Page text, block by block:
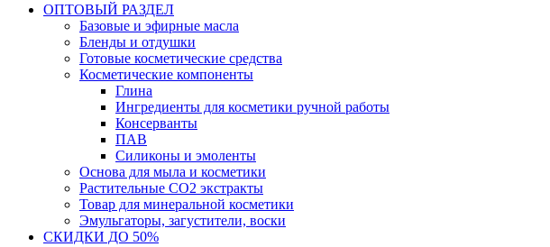
ОПТОВЫЙ РАЗДЕЛ
Базовые и эфирные масла
Бленды и отдушки
Готовые косметические средства
Косметические компоненты
Глина
Ингредиенты для косметики ручной работы
Консерванты
ПАВ
Силиконы и эмоленты
Основа для мыла и косметики
Растительные СО2 экстракты
Товар для минеральной косметики
Эмульгаторы, загустители, воски
СКИДКИ ДО 50%